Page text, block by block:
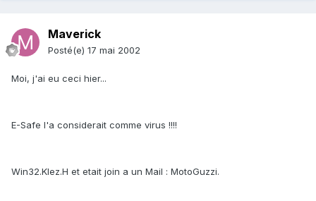
Maverick
Posté(e) 17 mai 2002
Moi, j'ai eu ceci hier...
E-Safe l'a considerait comme virus !!!!
Win32.Klez.H et etait join a un Mail : MotoGuzzi.